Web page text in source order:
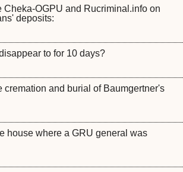
Cheka-OGPU and Rucriminal.info on
deposits:
to for 10 days?
cremation and burial of Baumgertner's
house where a GRU general was